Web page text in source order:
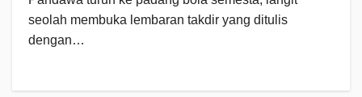
seolah membuka lembaran takdir yang ditulis
dengan…